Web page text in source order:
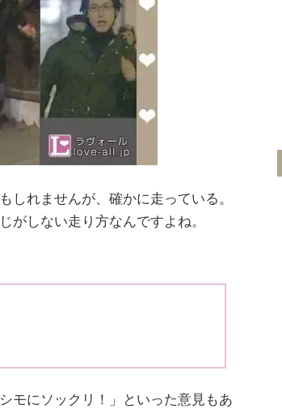
しれませんが、確かに走っている。
がしない走り方なんですよね。
モにソックリ！」といった意見もあ